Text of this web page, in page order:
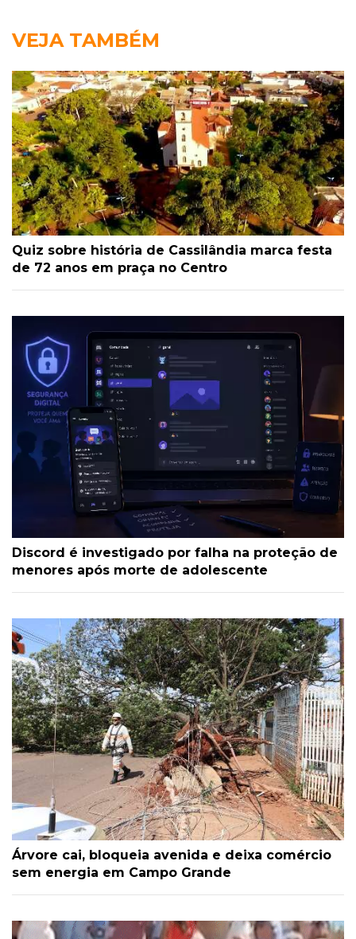
VEJA TAMBÉM
Quiz sobre história de Cassilândia marca festa
de 72 anos em praça no Centro
Discord é investigado por falha na proteção de
menores após morte de adolescente
Árvore cai, bloqueia avenida e deixa comércio
sem energia em Campo Grande